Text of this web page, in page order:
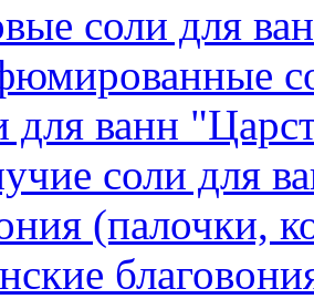
соли для
для ванн
соли для
(палочки,